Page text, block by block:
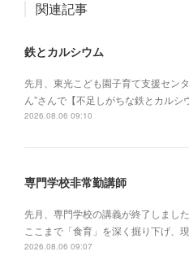
関連記事
鉄とカルシウム
先月、東光こども園子育て支援セン
ん”さんで【不足しがちな鉄とカルシ
2026.08.06 09:10
専門学校非常勤講師
先月、専門学校の講義が終了しました
ここまで「食育」を深く掘り下げ、
2026.08.06 09:07